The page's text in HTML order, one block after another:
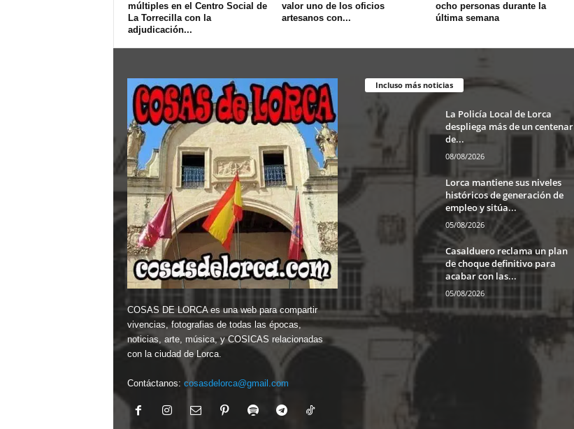
múltiples en el Centro Social de
La Torrecilla con la
adjudicación...
valor uno de los oficios
artesanos con...
ocho personas durante la
última semana
COSAS DE LORCA es una web para compartir
vivencias, fotografias de todas las épocas,
noticias, arte, música, y COSICAS relacionadas
con la ciudad de Lorca.
Contáctanos: cosasdelorca@gmail.com
Incluso más noticias
La Policía Local de Lorca
despliega más de un centenar
de...
08/08/2026
Lorca mantiene sus niveles
históricos de generación de
empleo y sitúa...
05/08/2026
Casalduero reclama un plan
de choque definitivo para
acabar con las...
05/08/2026